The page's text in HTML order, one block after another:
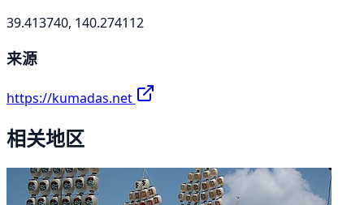
39.413740, 140.274112
来源
https://kumadas.net
相关地区